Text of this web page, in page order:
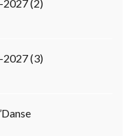
2027 (2)
2027 (3)